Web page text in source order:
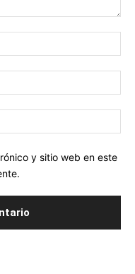
y sitio web en este